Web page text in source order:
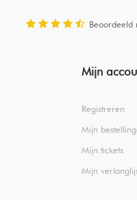
Beoordeeld
Mijn
Registreren
Mijn
Mijn tickets
Mijn